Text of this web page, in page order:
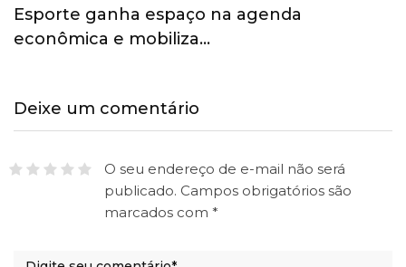
Esporte ganha espaço na agenda
econômica e mobiliza…
Deixe um comentário
O seu endereço de e-mail não será
publicado. Campos obrigatórios são
marcados com *